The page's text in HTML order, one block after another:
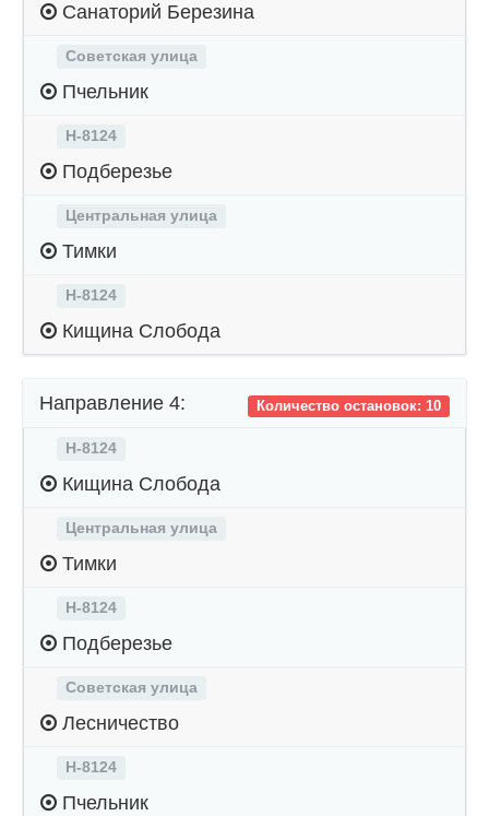
Санаторий Березина
Советская улица
Пчельник
Н-8124
Подберезье
Центральная улица
Тимки
Н-8124
Кищина Слобода
Количество остановок: 10
Направление 4:
Н-8124
Кищина Слобода
Центральная улица
Тимки
Н-8124
Подберезье
Советская улица
Лесничество
Н-8124
Пчельник